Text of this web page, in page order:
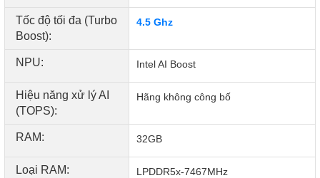
một thiết kế di động, Lenovo IdeaPad Slim 5 16IMH9 là một
lựa chọn xứng đáng để xem xét. Máy này phù hợp với cả
nhu cầu làm việc chuyên nghiệp, học tập và giải trí.
Tốc độ tối đa (Turbo
Boost):
4.5 Ghz
NPU: Intel AI Boost
Hiệu năng xử lý AI
(TOPS):
Hãng không công bố
RAM: 32GB
Loại RAM: LPDDR5x-7467MHz